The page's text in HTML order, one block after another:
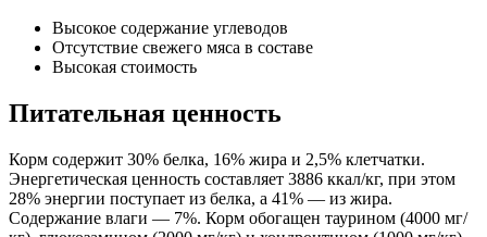
Высокое содержание углеводов
Отсутствие свежего мяса в составе
Высокая стоимость
Питательная ценность
Корм содержит 30% белка, 16% жира и 2,5% клетчатки.
Энергетическая ценность составляет 3886 ккал/кг, при этом
28% энергии поступает из белка, а 41% — из жира.
Содержание влаги — 7%. Корм обогащен таурином (4000 мг/